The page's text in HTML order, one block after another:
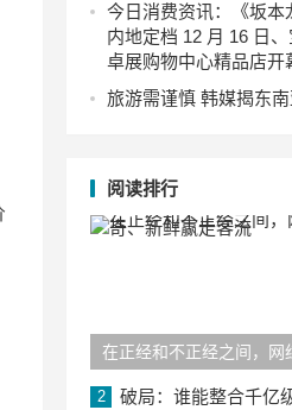
今日消费资讯：《坂本
内地定档 12 月 16 日
卓展购物中心精品店开
旅游需谨慎 韩媒揭东南
阅读排行
在正经和不正经之间，网
新鲜赢走客流
2
破局：谁能整合千亿